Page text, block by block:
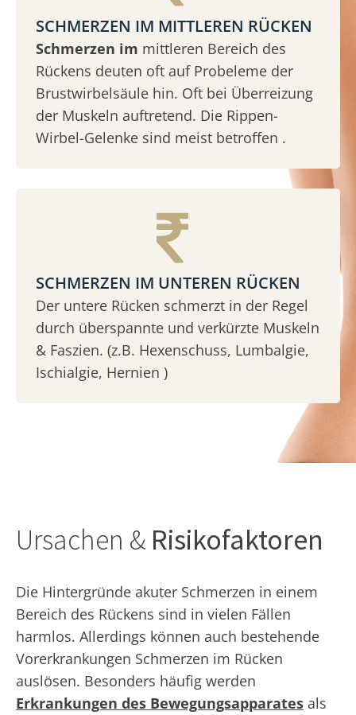
SCHMERZEN IM MITTLEREN RÜCKEN
Schmerzen im mittleren Bereich des
Rückens deuten oft auf Probeleme der
Brustwirbelsäule hin. Oft bei Überreizung
der Muskeln auftretend. Die Rippen-
Wirbel-Gelenke sind meist betroffen .
SCHMERZEN IM UNTEREN RÜCKEN
Der untere Rücken schmerzt in der Regel
durch überspannte und verkürzte Muskeln
& Faszien. (z.B. Hexenschuss, Lumbalgie,
Ischialgie, Hernien )
Ursachen & Risikofaktoren
Die Hintergründe akuter Schmerzen in einem
Bereich des Rückens sind in vielen Fällen
harmlos. Allerdings können auch bestehende
Vorerkrankungen Schmerzen im Rücken
auslösen. Besonders häufig werden
Erkrankungen des Bewegungsapparates als